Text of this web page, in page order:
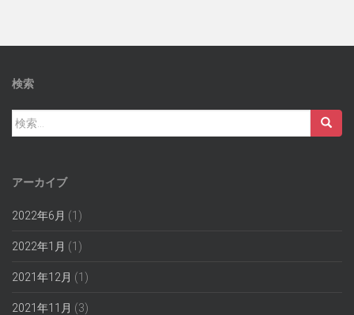
検索
検
索:
アーカイブ
2022年6月 (1)
2022年1月 (1)
2021年12月 (1)
2021年11月 (3)